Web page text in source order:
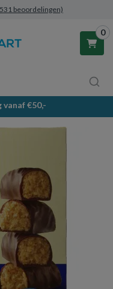
beoordelingen)
0
is leeg.
€50,-